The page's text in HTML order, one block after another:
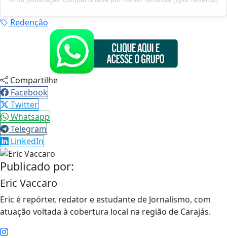
Redenção
Compartilhe
Facebook
Twitter
Whatsapp
Telegram
LinkedIn
Publicado por:
Eric Vaccaro
Eric é repórter, redator e estudante de Jornalismo, com
atuação voltada à cobertura local na região de Carajás.